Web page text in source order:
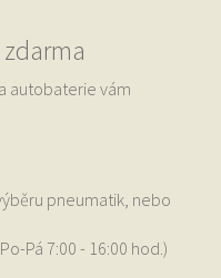
autobaterie vám
pneumatik, nebo
Pá 7:00 - 16:00 hod.)